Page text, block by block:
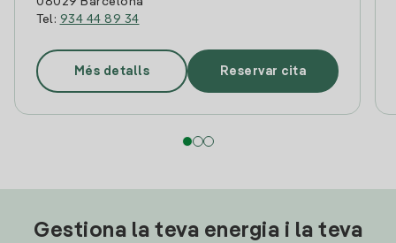
Tel: 934 44 89 34
Més detalls Reservar cita
Gestiona la teva energia i la teva